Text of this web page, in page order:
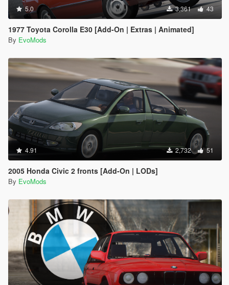
5.0 3,361 43
1977 Toyota Corolla E30 [Add-On | Extras | Animated]
By EvoMods
4.91 2,732 51
2005 Honda Civic 2 fronts [Add-On | LODs]
By EvoMods